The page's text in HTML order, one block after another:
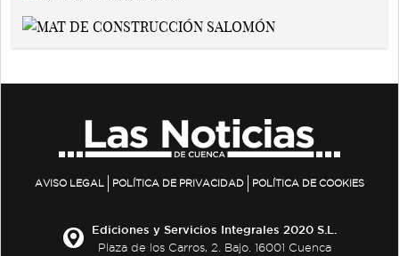
AVISO LEGAL POLÍTICA DE PRIVACIDAD POLÍTICA DE COOKIES
Ediciones y Servicios Integrales 2020 S.L.
Plaza de los Carros, 2. Bajo. 16001 Cuenca